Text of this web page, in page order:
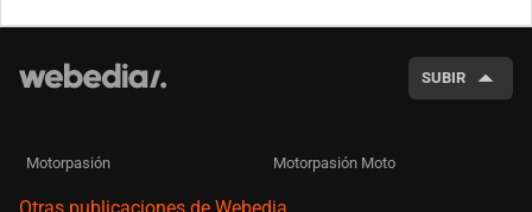
SUBIR
Motorpasión Motorpasión Moto